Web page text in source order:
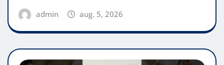
admin aug. 5, 2026